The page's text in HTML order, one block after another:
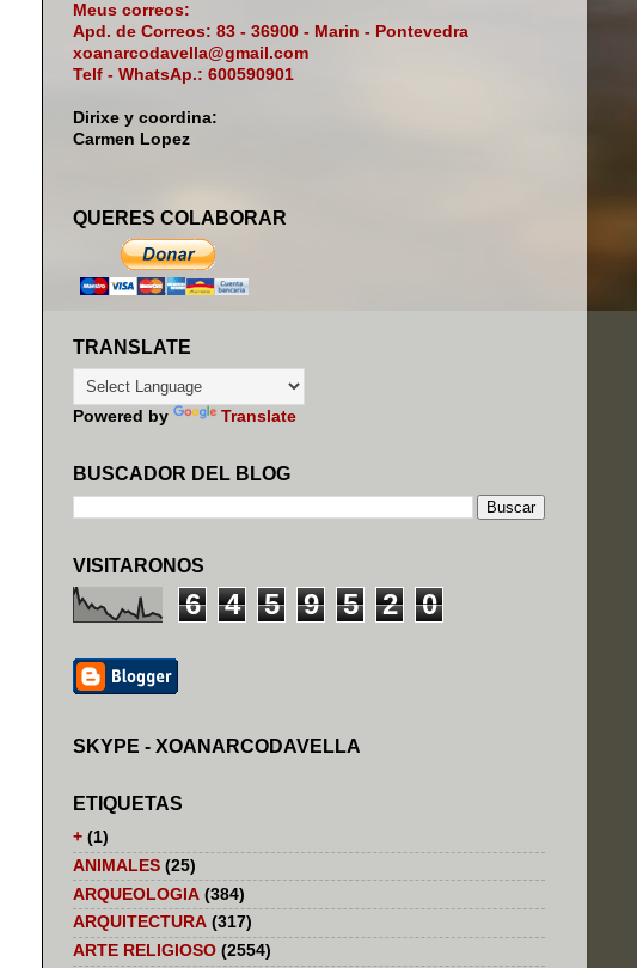
Meus correos:
Apd. de Correos: 83 - 36900 - Marin - Pontevedra
xoanarcodavella@gmail.com
Telf - WhatsAp.: 600590901
Dirixe y coordina:
Carmen Lopez
QUERES COLABORAR
TRANSLATE
Powered by Translate
BUSCADOR DEL BLOG
VISITARONOS
6 4 5 9 5 2 0
SKYPE - XOANARCODAVELLA
ETIQUETAS
+ (1)
ANIMALES (25)
ARQUEOLOGIA (384)
ARQUITECTURA (317)
ARTE RELIGIOSO (2554)